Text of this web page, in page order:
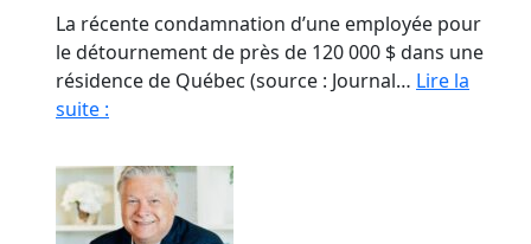
La récente condamnation d’une employée pour
le détournement de près de 120 000 $ dans une
résidence de Québec (source : Journal… Lire la
suite :
RPA
:
La